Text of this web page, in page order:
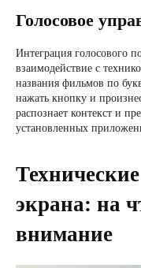
Голосовое
Интеграция голосового
взаимодействие с
названия фильмов по
нажать кнопку и
распознает контекст и
установленных
экрана: на
внимание